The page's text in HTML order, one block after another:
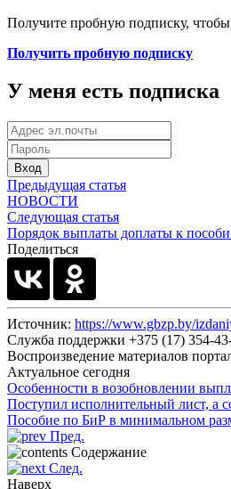
Получите пробную подписку, чтобы
Получить пробную подписку
У меня есть подписка
Вход
Предыдущая статья
НОВОСТИ
Следующая статья
Порядок выплаты доплаты к
Поделиться
Источник: https://www.gbzp.by/
Служба поддержки +375 (17) 354-
Воспроизведение материалов
Актуальное сегодня
Особенности в возобновлении
Поступил исполнительный лист, а
Пособие по БиР в минимальном
Пред.
Содержание
След.
Наверх